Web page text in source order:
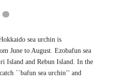
sea urchin is
June to August. Ezobafun sea
Island and Rebun Island. In the
``bafun sea urchin’' and